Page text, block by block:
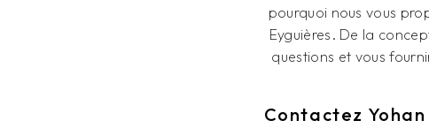
pourquoi nous vous
Eyguières. De la
questions et vous
Contactez